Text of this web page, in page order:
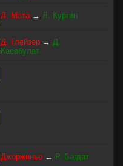
Л. Мата→ Л. Кургин
Д. Глейзер → Д.
Касабулат
Джоржиньо → Р. Багдат